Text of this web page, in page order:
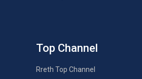
Top Channel
Rreth Top Channel